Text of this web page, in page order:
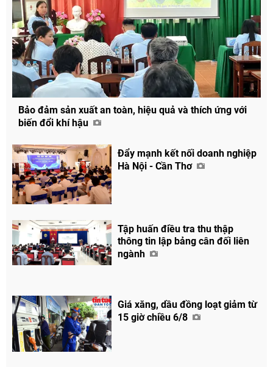
Bảo đảm sản xuất an toàn, hiệu quả và thích ứng với
biến đổi khí hậu
Đẩy mạnh kết nối doanh nghiệp
Hà Nội - Cần Thơ
Tập huấn điều tra thu thập
thông tin lập bảng cân đối liên
ngành
Giá xăng, dầu đồng loạt giảm từ
15 giờ chiều 6/8